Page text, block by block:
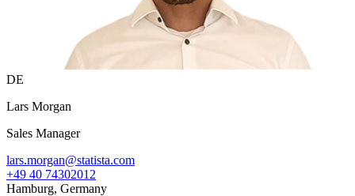
DE
Lars Morgan
Sales Manager
lars.morgan@statista.com
+49 40 74302012
Hamburg, Germany